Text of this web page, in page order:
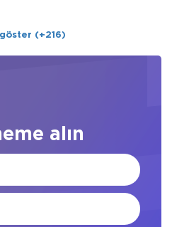
(+216)
alın